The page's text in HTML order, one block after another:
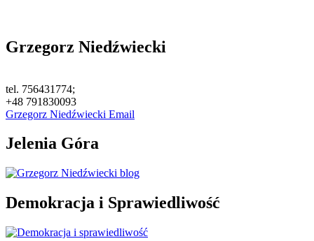
Grzegorz Niedźwiecki
tel. 756431774;
+48 791830093
Grzegorz Niedźwiecki Email
Jelenia Góra
Demokracja i Sprawiedliwość